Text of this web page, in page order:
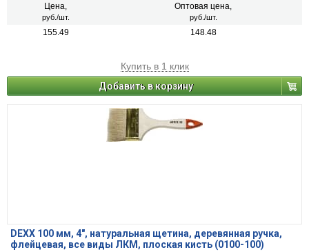
Цена,
руб./шт.
Оптовая цена,
руб./шт.
155.49 148.48
Купить в 1 клик
Добавить в корзину
DEXX 100 мм, 4″, натуральная щетина, деревянная ручка,
флейцевая, все виды ЛКМ, плоская кисть (0100-100)